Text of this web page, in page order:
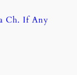
Ch. If Any